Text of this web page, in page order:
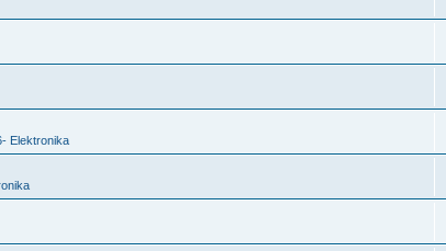
Elektronika